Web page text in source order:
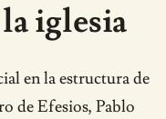
iglesia
en la estructura de
de Efesios, Pablo